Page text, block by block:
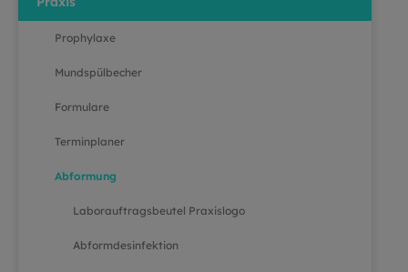
Prophylaxe
Mundspülbecher
Formulare
Terminplaner
Abformung
Laborauftragsbeutel Praxislogo
Abformdesinfektion